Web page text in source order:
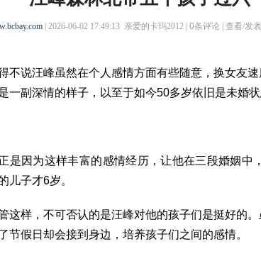
| 2026-06-02 17:49:13 亲爱的卡玛2012 | 0条评论 | 查看/发
不说汪峰虽然在个人感情方面有些随意，换女友
一副深情的样子，以至于如今50多岁依旧是未婚状
是因为这样丰富的感情经历，让他在三段婚姻中
儿子才6岁。
这样，不可否认的是汪峰对他的孩子们是挺好的
节假日却会接到身边，培养孩子们之间的感情。